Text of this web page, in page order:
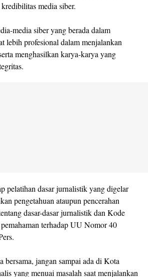
media siber.
media siber yang berada dalam
lebih profesional dalam menjalankan
menghasilkan karya-karya yang
pelatihan dasar jurnalistik yang digelar
pengetahuan ataupun pencerahan
dasar-dasar jurnalistik dan Kode
terhadap UU Nomor 40
bersama, jangan sampai ada di Kota
yang menuai masalah saat menjalankan